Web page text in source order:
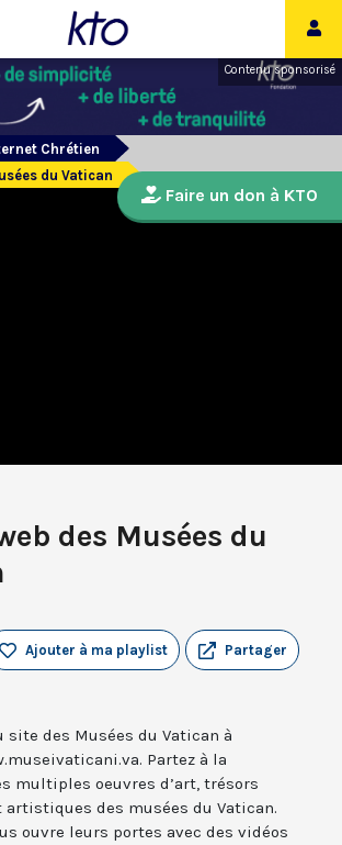
Contenu sponsorisé
Chrétien
du Vatican
des Musées du
Partager
Ajouter à ma playlist
site des Musées du Vatican à
Partez à la
multiples oeuvres d’art, trésors
des musées du Vatican.
ouvre leurs portes avec des vidéos
Faire un don à KTO